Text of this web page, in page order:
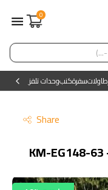
0
طاولاتسفرةكنبوحدات تلفزيون
Share